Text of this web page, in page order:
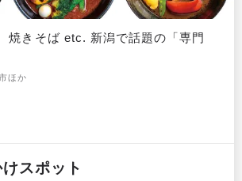
焼きそば etc. 新潟で話題の「専門
ほか
スポット